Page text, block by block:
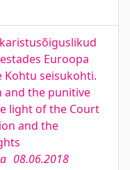
Euroopa
Kohtu seisukohti.
and the punitive
light of the Court
and the
08.06.2018